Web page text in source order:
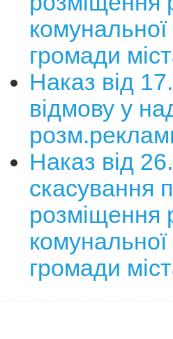
комунальної
громади
Наказ від
відмову у
Наказ від
скасування
розміщення
комунальної
громади